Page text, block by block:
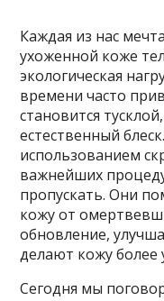
Каждая из нас
ухоженной коже
экологическая
времени часто
становится
естественный
использованием
важнейших
пропускать. Они
кожу от
обновление,
делают кожу более
Сегодня мы